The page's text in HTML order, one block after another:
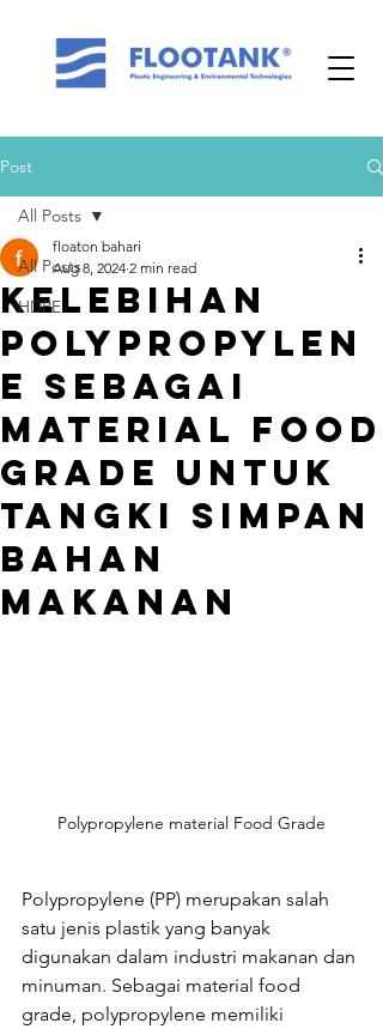
Post
All Posts
HDPE
All Posts
Kelebihan
Polypropylen
e sebagai
Material Food
Grade untuk
Tangki Simpan
Bahan
Makanan
floaton bahari
Aug 8, 2024 2 min read
Polypropylene material Food Grade
Polypropylene (PP) merupakan salah
satu jenis plastik yang banyak
digunakan dalam industri makanan dan
minuman. Sebagai material food
grade, polypropylene memiliki